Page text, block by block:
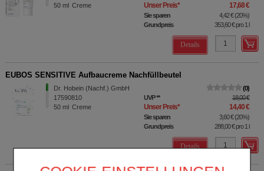
50 ml Creme Unser Preis* 17,68 €
Sie sparen 4,42 €(20%)
Grundpreis
353,60 €pro 1 l
Details
EUBOS SENSITIVE Aufbaucreme Nachfüllbeutel
Dr. Hobein (Nachf.) GmbH
17590810
50 ml Creme
0
UVP** 18,00 €
Unser Preis* 14,40 €
Sie sparen 3,60 €(20%)
Grundpreis
288,00 €pro 1 l
Details